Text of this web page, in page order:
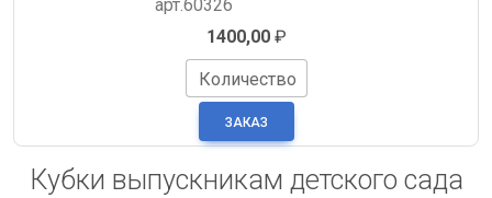
арт.60326
1400,00₽
Количество
Кубки выпускникам детского сада